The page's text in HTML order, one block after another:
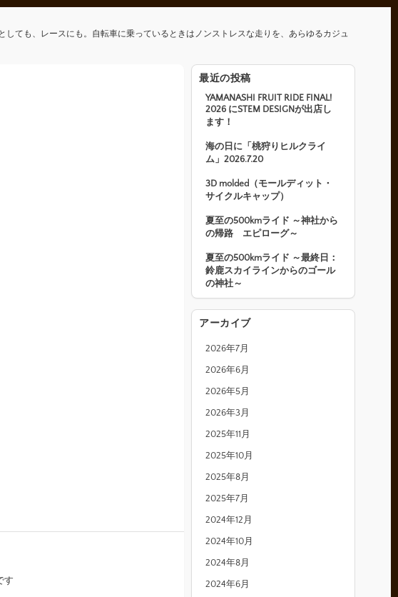
ても、レースにも。自転車に乗っているときはノンストレスな走りを、あらゆるカジュ
す
最近の投稿
YAMANASHI FRUIT RIDE FINAL!
2026 にSTEM DESIGNが出店し
ます！
海の日に「桃狩りヒルクライ
ム」2026.7.20
3D molded（モールディット・
サイクルキャップ）
夏至の500kmライド ～神社から
の帰路 エピローグ～
夏至の500kmライド ～最終日：
鈴鹿スカイラインからのゴール
の神社～
アーカイブ
2026年7月
2026年6月
2026年5月
2026年3月
2025年11月
2025年10月
2025年8月
2025年7月
2024年12月
2024年10月
2024年8月
2024年6月